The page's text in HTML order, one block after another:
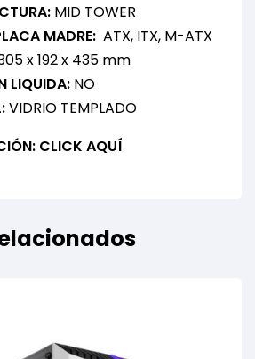
MID TOWER
MADRE: ATX, ITX, M-ATX
x 192 x 435 mm
LIQUIDA: NO
VIDRIO TEMPLADO
CLICK AQUÍ